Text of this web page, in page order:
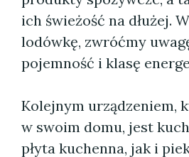
ich świeżość na dłużej.
lodówkę, zwróćmy
pojemność i klasę
Kolejnym urządzeniem,
w swoim domu, jest
płyta kuchenna, jak i